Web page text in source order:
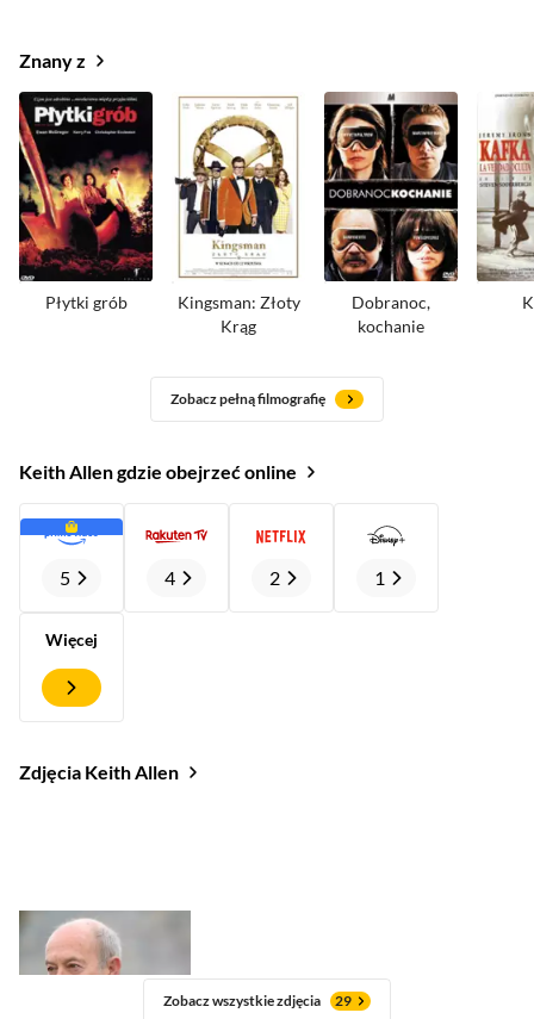
Znany z
Płytki grób
Kingsman: Złoty
Krąg
Dobranoc,
kochanie
Zobacz pełną filmografię
Keith Allen gdzie obejrzeć online
5 4 2 1
Więcej
Zdjęcia Keith Allen
Zobacz wszystkie zdjęcia 29